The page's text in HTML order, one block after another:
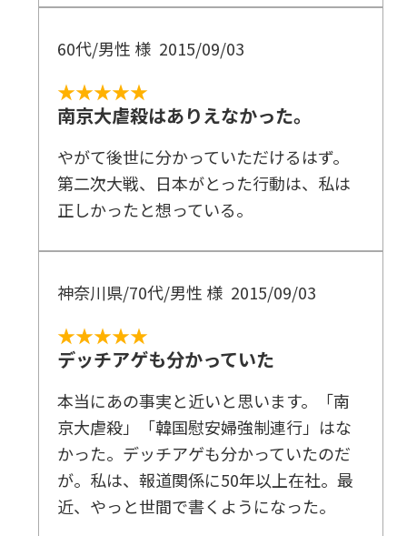
60代/男性 様 2015/09/03
★★★★★
南京大虐殺はありえなかった。
やがて後世に分かっていただけるはず。
第二次大戦、日本がとった行動は、私は
正しかったと想っている。
神奈川県/70代/男性 様 2015/09/03
★★★★★
デッチアゲも分かっていた
本当にあの事実と近いと思います。「南
京大虐殺」「韓国慰安婦強制連行」はな
かった。デッチアゲも分かっていたのだ
が。私は、報道関係に50年以上在社。最
近、やっと世間で書くようになった。